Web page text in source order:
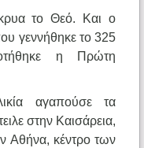
το Θεό. Kαι ο
γεννήθηκε το 325
η Πρώτη
αγαπούσε τα
στην Kαισάρεια,
Aθήνα, κέντρο των